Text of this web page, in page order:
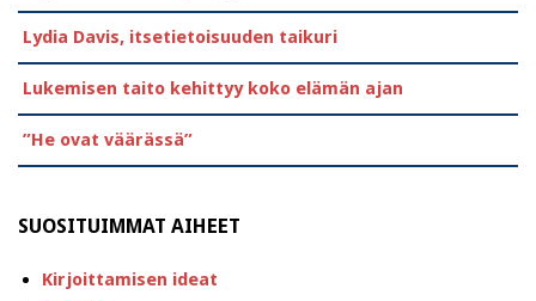
Lydia Davis, itsetietoisuuden taikuri
Lukemisen taito kehittyy koko elämän ajan
”He ovat väärässä”
SUOSITUIMMAT AIHEET
Kirjoittamisen ideat